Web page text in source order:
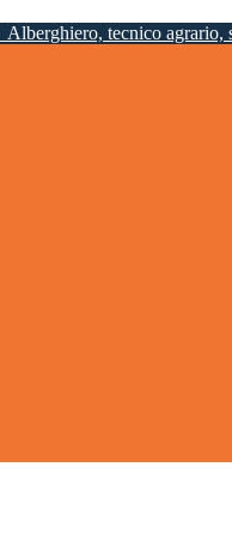
Alberghiero, tecnico agrario,